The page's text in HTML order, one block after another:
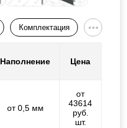
Комплектация
Наполнение Цена
от 0,5 мм
от
43614
руб.
шт.